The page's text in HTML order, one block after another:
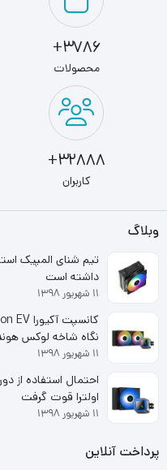
کاربری
مشخصات فنی
تعداد پین
تعداد فن
ATX 12V
ایتم های حفاظتی
OTP, SCP, OCP
عمر مفید(MTBF)
100.000 ساعت
کانکتور پردازنده
کانکتور مادربورد
3786+
محصولات
32888+
کاربران
وبلاگ
تیم شنای المپیک
داشته است
۱۱ شهریور ۱۳۹۸
نگاه شاخه لوکس
۱۱ شهریور ۱۳۹۸
اولترا قوت گرفت
۱۱ شهریور ۱۳۹۸
پرداخت آنلاین